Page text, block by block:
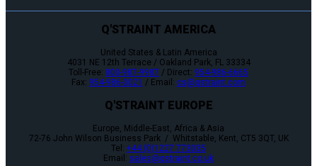
Q'STRAINT AMERICA
United States & Latin America
4031 NE 12th Terrace / Oakland Park, FL 33334
Toll-Free: 800-987-9987 / Direct: 954-986-6665
Fax: 954-986-0021 / Email: cs@qstraint.com
Q'STRAINT EUROPE
Europe, Middle-East, Africa & Asia
72-76 John Wilson Business Park / Whitstable, Kent, CT5 3QT, UK
Tel: +44 (0)1227 773035
Email: sales@qstraint.co.uk